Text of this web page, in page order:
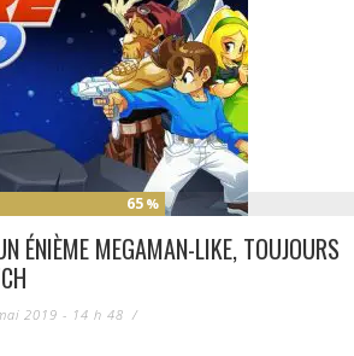
65 %
ÉNIÈME MEGAMAN-LIKE, TOUJOURS
2019 - 14 h 48 /